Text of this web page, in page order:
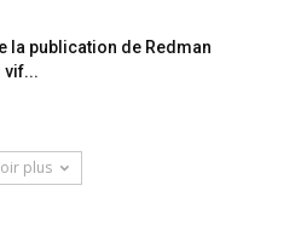
la publication de Redman
vif...
plus